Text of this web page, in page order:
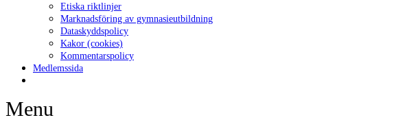
Etiska riktlinjer
Marknadsföring av gymnasieutbildning
Dataskyddspolicy
Kakor (cookies)
Kommentarspolicy
Medlemssida
Menu